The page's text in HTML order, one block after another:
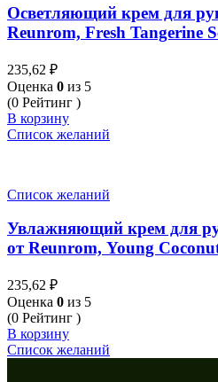
Осветляющий крем для
Reunrom, Fresh Tangerine
235,62 ₽
Оценка 0 из 5
(0 Рейтинг )
В корзину
Список желаний
Список желаний
Увлажняющий крем для
от Reunrom, Young
235,62 ₽
Оценка 0 из 5
(0 Рейтинг )
В корзину
Список желаний